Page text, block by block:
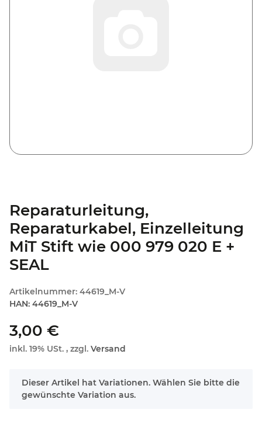
Reparaturleitung,
Reparaturkabel, Einzelleitung
MiT Stift wie 000 979 020 E +
SEAL
Artikelnummer: 44619_M-V
HAN: 44619_M-V
3,00 €
inkl. 19% USt. , zzgl. Versand
x
Dieser Artikel hat Variationen. Wählen Sie bitte die
gewünschte Variation aus.